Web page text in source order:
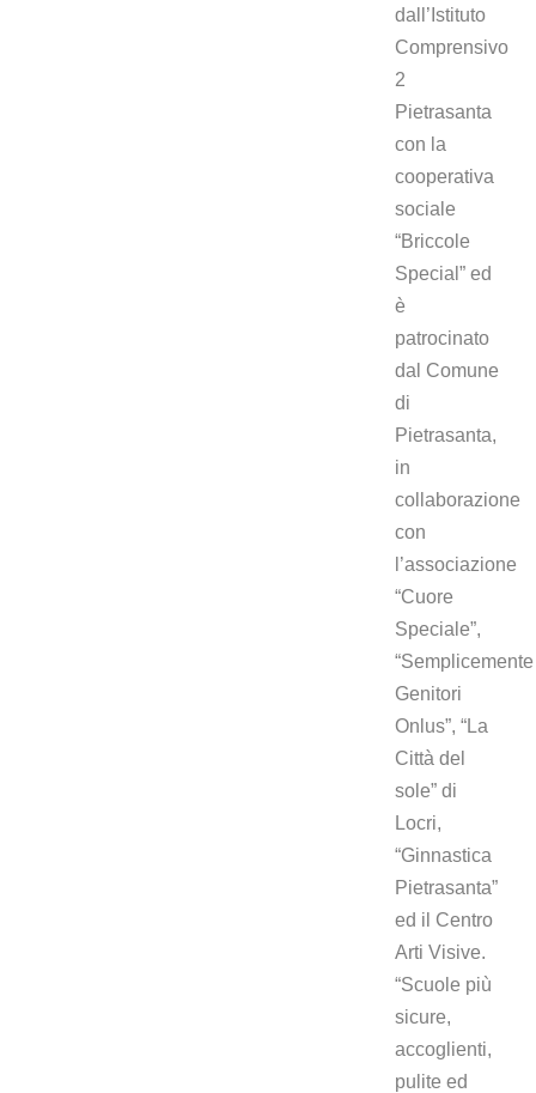
dall’Istituto
Comprensivo
2
Pietrasanta
con la
cooperativa
sociale
“Briccole
Special” ed
è
patrocinato
dal Comune
di
Pietrasanta,
in
collaborazione
con
l’associazione
“Cuore
Speciale”,
“Semplicemente
Genitori
Onlus”, “La
Città del
sole” di
Locri,
“Ginnastica
Pietrasanta”
ed il Centro
Arti Visive.
“Scuole più
sicure,
accoglienti,
pulite ed